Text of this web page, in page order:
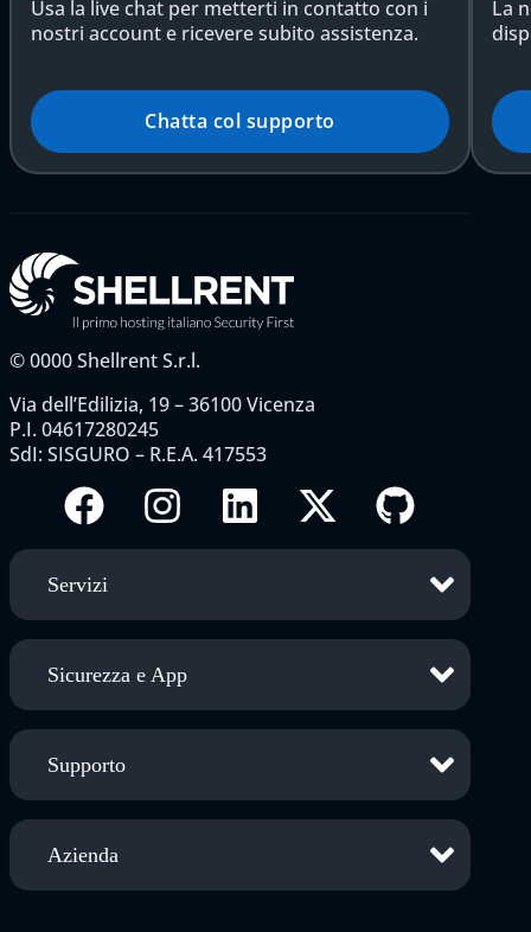
Usa la live chat per metterti in contatto con i
nostri account e ricevere subito assistenza.
Chatta col supporto
La
©0000Shellrent S.r.l.
Via dell’Edilizia, 19 – 36100 Vicenza
P.I. 04617280245
SdI: SISGURO – R.E.A. 417553
Servizi
Sicurezza e App
Supporto
Azienda